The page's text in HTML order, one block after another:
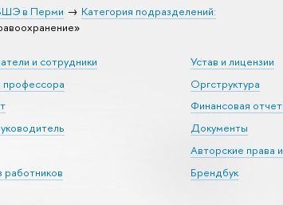
в Перми
Категория подразделений:
и сотрудники
Устав и лицензии
Оргструктура
Финансовая
Документы
Авторские права
Брендбук